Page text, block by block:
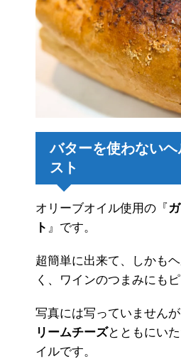
バターを使わない
スト
オリーブオイル使用の『
ト 』です。
超簡単に出来て、しかも
く、ワインのつまみにも
写真には写っていません
リームチーズとともにい
イルです。